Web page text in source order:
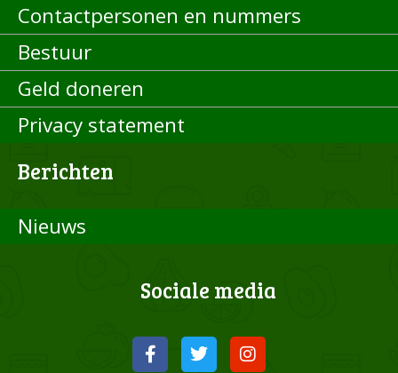
Contactpersonen en nummers
Bestuur
Geld doneren
Privacy statement
Berichten
Nieuws
Sociale media